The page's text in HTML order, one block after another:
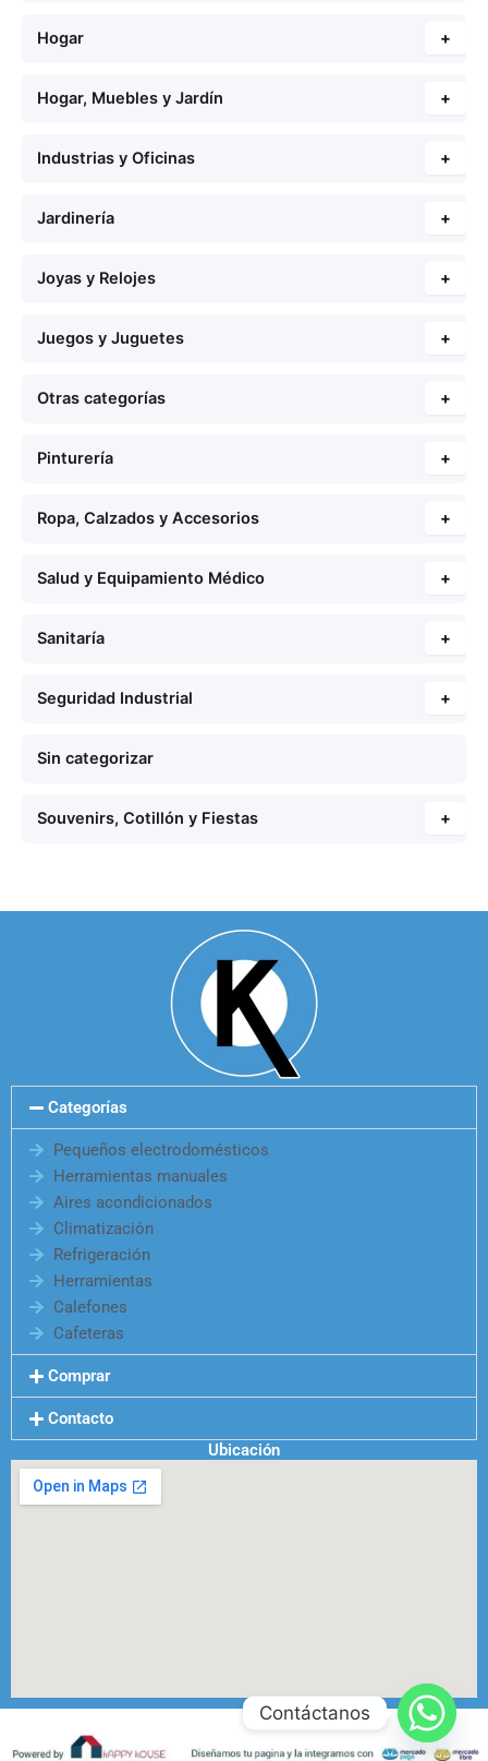
Hogar +
Hogar, Muebles y Jardín +
Industrias y Oficinas +
Jardinería +
Joyas y Relojes +
Juegos y Juguetes +
Otras categorías +
Pinturería +
Ropa, Calzados y Accesorios +
Salud y Equipamiento Médico +
Sanitaría +
Seguridad Industrial +
Sin categorizar
Souvenirs, Cotillón y Fiestas +
Categorías
Pequeños electrodomésticos
Herramientas manuales
Aires acondicionados
Climatización
Refrigeración
Herramientas
Calefones
Cafeteras
Comprar
Contacto
Ubicación
Contáctanos